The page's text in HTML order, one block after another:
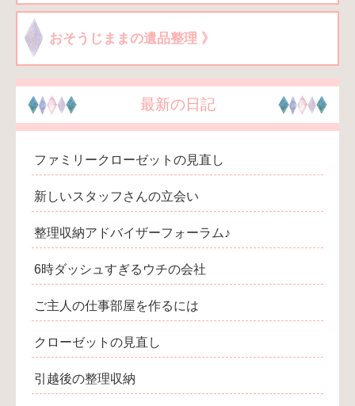
おそうじままの遺品整理 》
最新の日記
ファミリークローゼットの見直し
新しいスタッフさんの立会い
整理収納アドバイザーフォーラム♪
6時ダッシュすぎるウチの会社
ご主人の仕事部屋を作るには
クローゼットの見直し
引越後の整理収納